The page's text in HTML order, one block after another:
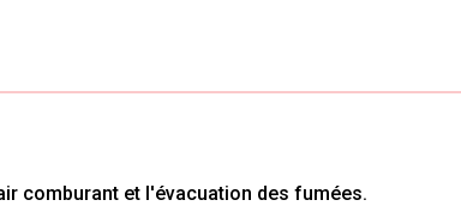
comburant et l'évacuation des fumées.